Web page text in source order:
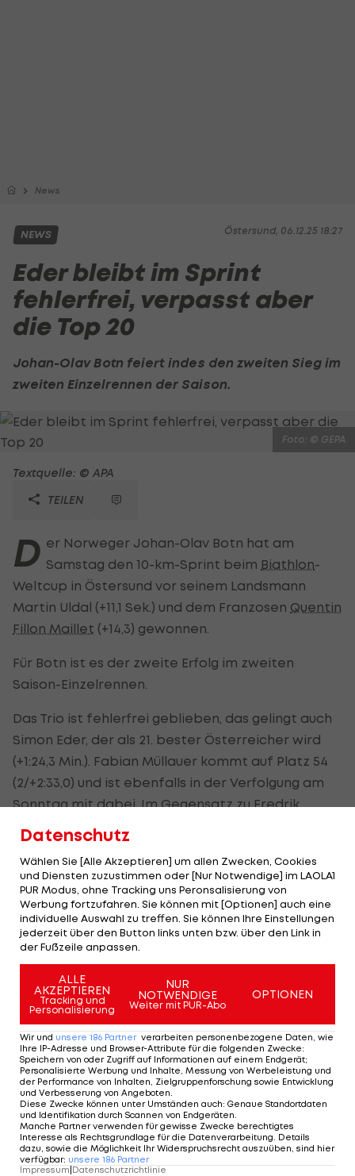
News
Östersund, 06.12.25 18:27
NEWS
Eder bleibt im Sprint
fehlerfrei, verpasst aber
die Top 20
Johan-Olav Botn feiert indes den zweiten Sieg im
zweiten Einzelrennen der Saison.
Foto: © GEPA
Textquelle: © APA
TEILEN
D er Norweger Johan-Olav Botn hat am
Samstag den 10-km-Sprint beim Biathlon-
Weltcup in Östersund vor seinem Landsmann
Martin Uldal (+11,1 Sek.) und dem Franzosen Quentin
Fillon Maillet (+14,3) gewonnen.
Für Botn ist es der zweite Erfolg im zweiten
Saison-Einzelrennen.
Das Trio ist fehlerfrei geblieben, das gelingt auch
Simon Eder, der als 21. bester Österreicher wird
(+1:24,3 Min.). Fabian Müllauer kommt auf Platz 54
(2/+2:33,0) und ist ebenfalls in der Verfolgung am
Sonntag mit dabei. Im Gegensatz zu Fredrik
Mühlbacher (87.) und Patrick Jakob (92.).
Die 20 Biathleten mit den meisten
Weltcupsiegen
Mehr zum Thema
Datenschutz
Wählen Sie [Alle Akzeptieren] um allen Zwecken, Cookies
und Diensten zuzustimmen oder [Nur Notwendige] im LAOLA1
PUR Modus, ohne Tracking uns Peronsalisierung von
Werbung fortzufahren. Sie können mit [Optionen] auch eine
individuelle Auswahl zu treffen. Sie können Ihre Einstellungen
jederzeit über den Button links unten bzw. über den Link in
der Fußzeile anpassen.
ALLE
AKZEPTIEREN
Tracking und
Personalisierung
NUR
NOTWENDIGE
Weiter mit PUR-Abo
OPTIONEN
Wir und unsere 186 Partner verarbeiten personenbezogene Daten, wie
Ihre IP-Adresse und Browser-Attribute für die folgenden Zwecke:
Speichern von oder Zugriff auf Informationen auf einem Endgerät;
Personalisierte Werbung und Inhalte, Messung von Werbeleistung und
der Performance von Inhalten, Zielgruppenforschung sowie Entwicklung
und Verbesserung von Angeboten.
Diese Zwecke können unter Umständen auch: Genaue Standortdaten
und Identifikation durch Scannen von Endgeräten.
Manche Partner verwenden für gewisse Zwecke berechtigtes
Interesse als Rechtsgrundlage für die Datenverarbeitung. Details
dazu, sowie die Möglichkeit Ihr Widerspruchsrecht auszuüben, sind hier
verfügbar: unsere 186 Partner
Impressum Datenschutzrichtlinie